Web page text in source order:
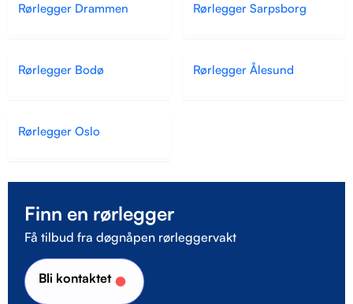
Rørlegger Drammen Rørlegger Sarpsborg
Rørlegger Bodø Rørlegger Ålesund
Rørlegger Oslo
Finn en rørlegger
Få tilbud fra døgnåpen rørleggervakt
Bli kontaktet